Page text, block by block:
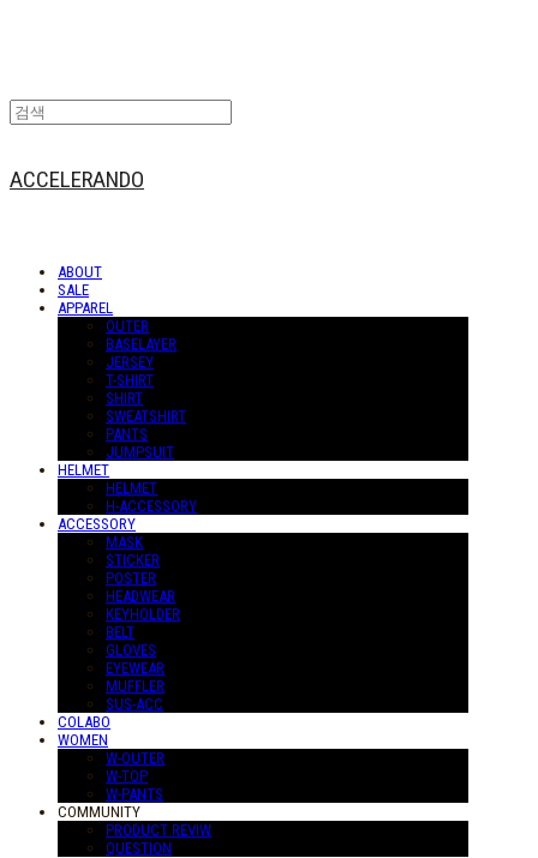
ACCELERANDO
ABOUT
SALE
APPAREL
OUTER
BASELAYER
JERSEY
T-SHIRT
SHIRT
SWEATSHIRT
PANTS
JUMPSUIT
HELMET
HELMET
H-ACCESSORY
ACCESSORY
MASK
STICKER
POSTER
HEADWEAR
KEYHOLDER
BELT
GLOVES
EYEWEAR
MUFFLER
SUS-ACC
COLABO
WOMEN
W-OUTER
W-TOP
W-PANTS
COMMUNITY
PRODUCT REVIW
QUESTION